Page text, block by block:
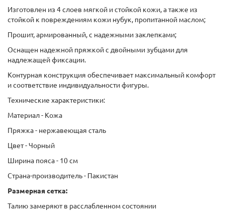
Изготовлен из 4 слоев мягкой и стойкой кожи, а также из
стойкой к повреждениям кожи нубук, пропитанной маслом;
Прошит, армированный, с надежными заклепками;
Оснащен надежной пряжкой с двойными зубцами для
надлежащей фиксации.
Контурная конструкция обеспечивает максимальный комфорт
и соответствие индивидуальности фигуры.
Технические характеристики:
Материал - Кожа
Пряжка - нержавеющая сталь
Цвет - Чорный
Ширина пояса - 10 см
Страна-производитель - Пакистан
Размерная сетка:
Талию замеряют в расслабленном состоянии